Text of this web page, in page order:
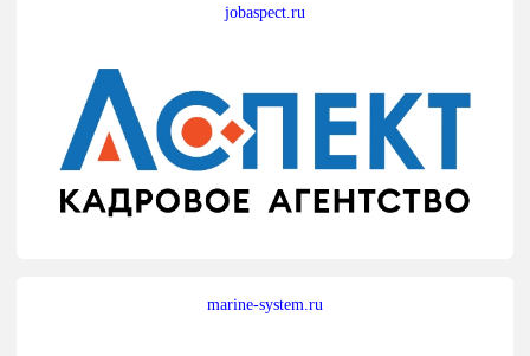
jobaspect.ru
marine-system.ru